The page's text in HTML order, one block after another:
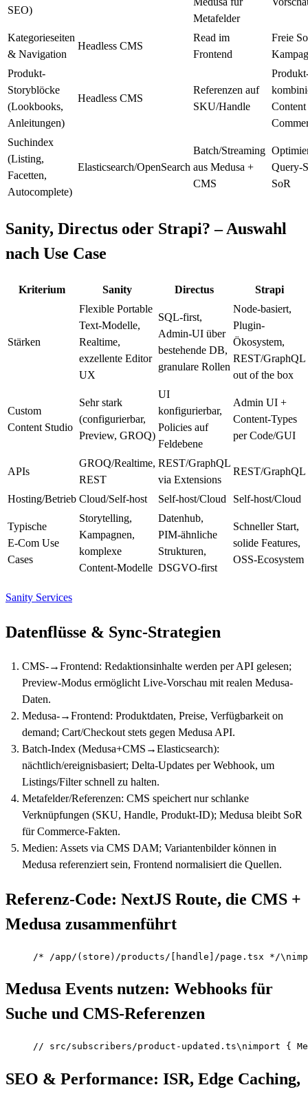
SEO)
Metafelder
Kategorieseiten
& Navigation
Headless CMS
Read im
Frontend
Freie
Produkt-
Storyblöcke
(Lookbooks,
Anleitungen)
Headless CMS
Referenzen auf
SKU/Handle
Suchindex
(Listing,
Facetten,
Autocomplete)
Elasticsearch/OpenSearch
Batch/Streaming
aus Medusa +
CMS
Query-
SoR
Sanity, Directus oder Strapi? – Auswahl
nach Use Case
Kriterium Sanity Directus Strapi
Stärken
Flexible Portable
Text-Modelle,
Realtime,
exzellente Editor
UX
SQL-first,
Admin-UI über
bestehende DB,
granulare Rollen
Node-basiert,
Plugin-
Ökosystem,
REST/GraphQL
out of the box
Custom
Content Studio
Sehr stark
(configurierbar,
Preview, GROQ)
UI
konfigurierbar,
Policies auf
Feldebene
Admin UI +
Content-Types
per Code/GUI
APIs
GROQ/Realtime,
REST
REST/GraphQL
via Extensions
REST/GraphQL
Hosting/Betrieb Cloud/Self-host Self-host/Cloud Self-host/Cloud
Typische
E‑Com Use
Cases
Storytelling,
Kampagnen,
komplexe
Content-Modelle
Datenhub,
PIM‑ähnliche
Strukturen,
DSGVO-first
Schneller Start,
solide Features,
OSS‑Ecosystem
Sanity Services
Datenflüsse & Sync-Strategien
CMS‑→Frontend: Redaktionsinhalte werden per API gelesen;
Preview-Modus ermöglicht Live-Vorschau mit realen Medusa-
Daten.
Medusa‑→Frontend: Produktdaten, Preise, Verfügbarkeit on
demand; Cart/Checkout stets gegen Medusa API.
Batch-Index (Medusa+CMS→Elasticsearch):
nächtlich/ereignisbasiert; Delta-Updates per Webhook, um
Listings/Filter schnell zu halten.
Metafelder/Referenzen: CMS speichert nur schlanke
Verknüpfungen (SKU, Handle, Produkt-ID); Medusa bleibt SoR
für Commerce-Fakten.
Medien: Assets via CMS DAM; Variantenbilder können in
Medusa referenziert sein, Frontend normalisiert die Quellen.
Referenz-Code: NextJS Route, die CMS +
Medusa zusammenführt
/* /app/(store)/products/[handle]/page.tsx */
Medusa Events nutzen: Webhooks für
Suche und CMS-Referenzen
// src/subscribers/product-updated.ts\nimport {
SEO & Performance: ISR, Edge Caching,